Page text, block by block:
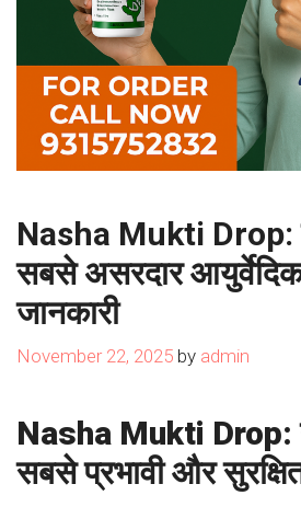
Nasha Mukti Drop:
सबसे असरदार आयुर्वेदिक
जानकारी
November 22, 2025 by admin
Nasha Mukti Drop:
सबसे प्रभावी और